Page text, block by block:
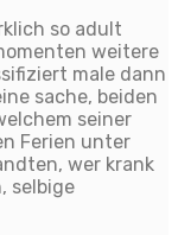
so adult
weitere
male dann
sache, beiden
seiner
Ferien unter
wer krank
selbige